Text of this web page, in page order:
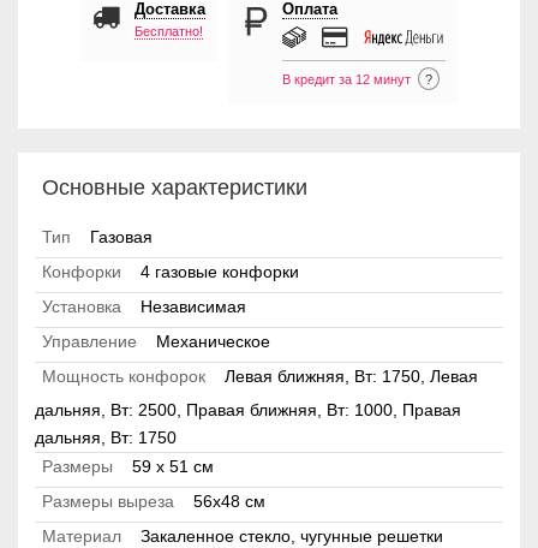
Доставка
Бесплатно!
Оплата
В кредит за 12 минут ?
Основные характеристики
Тип
Газовая
Конфорки
4 газовые конфорки
Установка
Независимая
Управление
Механическое
Мощность конфорок
Левая ближняя, Вт: 1750, Левая
дальняя, Вт: 2500, Правая ближняя, Вт: 1000, Правая
дальняя, Вт: 1750
Размеры
59 x 51 см
Размеры выреза
56x48 см
Материал
Закаленное стекло, чугунные решетки